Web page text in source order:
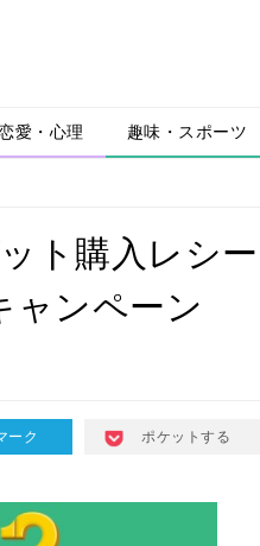
愛・心理 趣味・スポーツ
ト購入レシー
ャンペーン
ーク ポケットする